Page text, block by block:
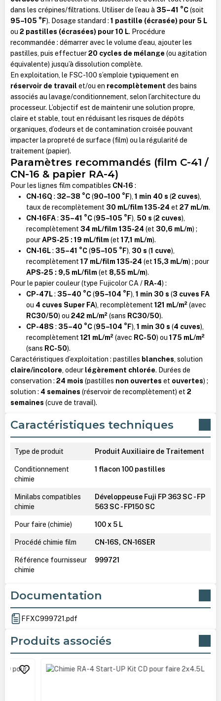
dans les crépines/filtrations. Utiliser de l’eau à 35–41 °C(soit
95–105 °F). Dosage standard : 1 pastille (écrasée) pour 5 L
ou 2 pastilles (écrasées) pour 10 L. Procédure
recommandée : démarrer avec le volume d’eau, ajouter les
pastilles, puis effectuer20 cycles de mélange (ou agitation
équivalente) jusqu’à dissolution complète.
En exploitation, le FSC-100 s’emploie typiquement en
réservoir de travail et/ou en recomplètement des bains
associés au lavage/conditionnement, selon l’architecture du
processeur. L’objectif est de maintenir une solution propre,
claire et stable, tout en réduisant les risques de dépôts
organiques, d’odeurs et de contamination croisée pouvant
impacter la propreté de surface (film) ou la régularité de
traitement (papier).
Paramètres recommandés (film C-41 /
CN-16 & papier RA-4)
Pour les lignes film compatibles CN-16 :
CN-16Q : 32–38 °C(90–100 °F), 1 min 40 s (2 cuves),
taux de recomplètement 30 mL/film 135-24 et 27 mL/m.
CN-16FA: 35–41 °C(95–105 °F), 50 s (2 cuves),
recomplètement 34 mL/film 135-24 (et 30,6 mL/m) ;
pourAPS-25 : 19 mL/film (et 17,1 mL/m).
CN-16L: 35–41 °C(95–105 °F), 30 s (1 cuve),
recomplètement 17 mL/film 135-24 (et 15,3 mL/m) ; pour
APS-25 : 9,5 mL/film (et 8,55 mL/m).
Pour le papier couleur (type Fujicolor CA / RA-4) :
CP-47L: 35–40 °C(95–104 °F), 1 min 30 s (3 cuves FA
ou 4 cuves Super FA), recomplètement 121 mL/m²(avec
RC30/50) ou 242 mL/m²(sans RC30/50).
CP-48S : 35–40 °C(95–104 °F), 1 min 30 s (4 cuves),
recomplètement 121 mL/m²(avec RC-50) ou 175 mL/m²
(sans RC-50).
Caractéristiques d’exploitation : pastilles blanches, solution
claire/incolore, odeur légèrement chlorée. Durées de
conservation : 24 mois (pastilles non ouvertes et ouvertes) ;
solution : 4 semaines (réservoir de recomplètement) et 2
semaines (cuve de travail).
Caractéristiques techniques
Type de produit Produit Auxiliaire de Traitement
Conditionnement
chimie
1 flacon 100 pastilles
Minilabs compatibles
chimie
Développeuse Fuji FP 363 SC - FP
563 SC - FP150 SC
Pour faire (chimie) 100 x 5 L
Procédé chimie film CN-16S, CN-16SER
Référence fournisseur
chimie
999721
Documentation
FFXC999721.pdf
Produits associés
Ignorer la galerie de produits